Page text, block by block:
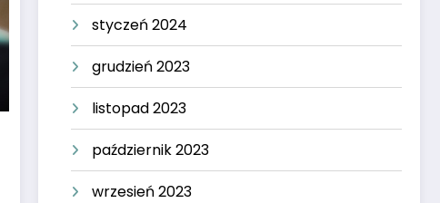
styczeń 2024
grudzień 2023
listopad 2023
październik 2023
wrzesień 2023